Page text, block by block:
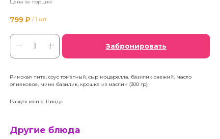
Цена за порцию
799 ₽ / 1 шт
Забронировать
Римская пита, соус томатный, сыр моцарелла, базилик свежий, масло
оливковое, мини базилик, крошка из маслин (300 гр)
Раздел меню: Пицца
Другие блюда